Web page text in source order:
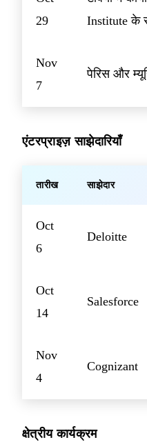
29
Institute के
Nov
7
पेरिस और
एंटरप्राइज़ साझेदारियाँ
तारीख साझेदार
Oct
6
Deloitte
Oct
14
Salesforce
Nov
4
Cognizant
क्षेत्रीय कार्यक्रम